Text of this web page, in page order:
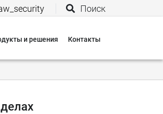
Поиск
и решения Контакты